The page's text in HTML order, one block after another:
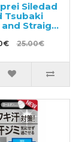
Siledad
Tsubaki
Straight
25.00€